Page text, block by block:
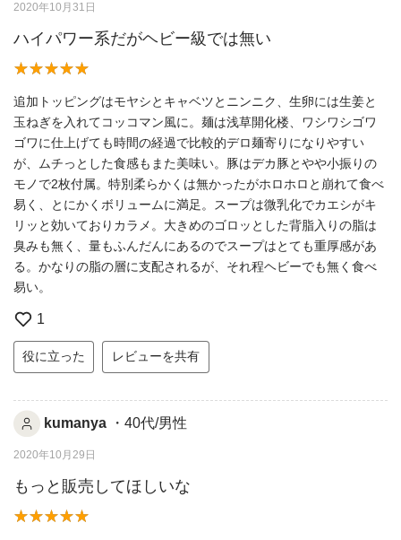
2020年10月31日
ハイパワー系だがヘビー級では無い
追加トッピングはモヤシとキャベツとニンニク、生卵には生姜と
玉ねぎを入れてコッコマン風に。麺は浅草開化楼、ワシワシゴワ
ゴワに仕上げても時間の経過で比較的デロ麺寄りになりやすい
が、ムチっとした食感もまた美味い。豚はデカ豚とやや小振りの
モノで2枚付属。特別柔らかくは無かったがホロホロと崩れて食べ
易く、とにかくボリュームに満足。スープは微乳化でカエシがキ
リッと効いておりカラメ。大きめのゴロッとした背脂入りの脂は
臭みも無く、量もふんだんにあるのでスープはとても重厚感があ
る。かなりの脂の層に支配されるが、それ程ヘビーでも無く食べ
易い。
1
役に立った レビューを共有
kumanya ・40代/男性
2020年10月29日
もっと販売してほしいな